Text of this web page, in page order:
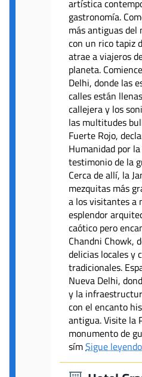
artística
gastronomía.
más antiguas del
con un rico tapiz
atrae a viajeros
planeta.
Delhi, donde las
calles están
callejera y los
las multitudes
Fuerte Rojo,
Humanidad por la
testimonio de la
Cerca de allí, la
mezquitas más
a los visitantes a
esplendor
caótico pero
Chandni Chowk,
delicias locales y
tradicionales.
Nueva Delhi,
y la
con el encanto
antigua. Visite la
monumento de
símSigue